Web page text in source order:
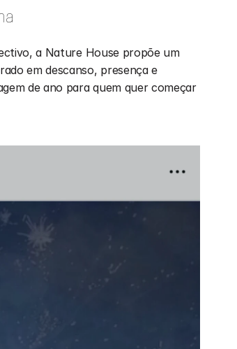
a Nature House propõe um
em descanso, presença e
de ano para quem quer começar